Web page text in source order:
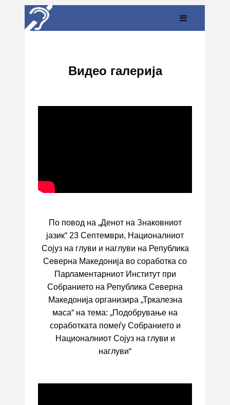
Видео галерија
По повод на „Денот на Знаковниот
јазик“ 23 Септември, Националниот
Сојуз на глуви и наглуви на Република
Северна Македонија во соработка со
Парламентарниот Институт при
Собранието на Република Северна
Македонија организира „Тркалезна
маса“ на тема: „Подобрување на
соработката помеѓу Собранието и
Националниот Сојуз на глуви и
наглуви“